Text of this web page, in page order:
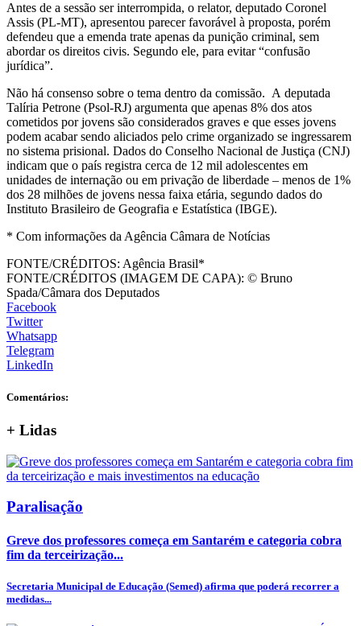
Antes de a sessão ser interrompida, o relator, deputado Coronel
Assis (PL-MT), apresentou parecer favorável à proposta, porém
defendeu que a emenda trate apenas da punição criminal, sem
abordar os direitos civis. Segundo ele, para evitar “confusão
jurídica”.
Não há consenso sobre o tema dentro da comissão. A deputada
Talíria Petrone (Psol-RJ) argumenta que apenas 8% dos atos
cometidos por jovens são considerados graves e que esses jovens
podem acabar sendo aliciados pelo crime organizado se ingressarem
no sistema prisional. Dados do Conselho Nacional de Justiça (CNJ)
indicam que o país registra cerca de 12 mil adolescentes em
unidades de internação ou em privação de liberdade – menos de 1%
dos 28 milhões de jovens nessa faixa etária, segundo dados do
Instituto Brasileiro de Geografia e Estatística (IBGE).
* Com informações da Agência Câmara de Notícias
FONTE/CRÉDITOS: Agência Brasil*
FONTE/CRÉDITOS (IMAGEM DE CAPA): © Bruno
Spada/Câmara dos Deputados
Facebook
Twitter
Whatsapp
Telegram
LinkedIn
Comentários:
+ Lidas
Paralisação
Greve dos professores começa em Santarém e categoria cobra
fim da terceirização...
Secretaria Municipal de Educação (Semed) afirma que poderá recorrer a
medidas...